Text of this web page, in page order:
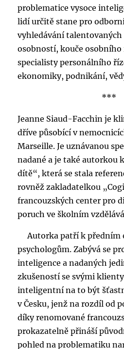
problematice vysoce
lidí určitě stane pro
vyhledávání talentovaných
osobností, kouče osobního
specialisty personálního
ekonomiky, podnikání,
***
Jeanne Siaud-Facchin je
dříve působící v
Marseille. Je uznávanou
nadané a je také autorkou
dítě“, která se stala
rovněž zakladatelkou
francouzských center pro
poruch ve školním
Autorka patří k předním
psychologům. Zabývá se
inteligence a nadaných
zkušeností se svými
inteligentní na to být
v Česku, jenž na rozdíl od
díky renomované
prokazatelně přináší
pohled na problematiku